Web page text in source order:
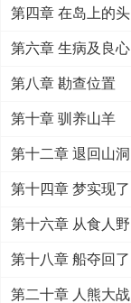
第四章 在岛上的头
第六章 生病及良心
第八章 勘查位置
第十章 驯养山羊
第十二章 退回山洞
第十四章 梦实现了
第十六章 从食人野
第十八章 船夺回了
第二十章 人熊大战